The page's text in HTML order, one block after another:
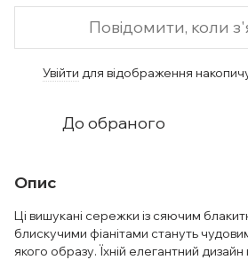
Повідомити, коли
Увійти для відображення
До обраного
Опис
Ці вишукані сережки із сяючим
блискучими фіанітами стануть
якого образу. Їхній елегантний дизайн